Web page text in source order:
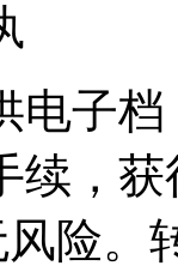
电子
续，
险。